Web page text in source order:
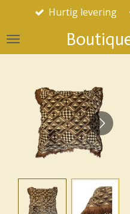
Spring
hovedindhold
Hurtig levering